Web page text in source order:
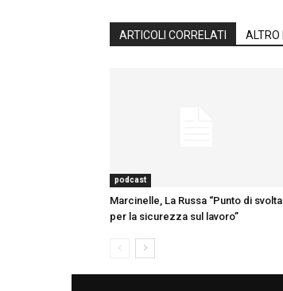
ARTICOLI CORRELATI ALTRO
podcast
Marcinelle, La Russa “Punto di svolta
per la sicurezza sul lavoro”